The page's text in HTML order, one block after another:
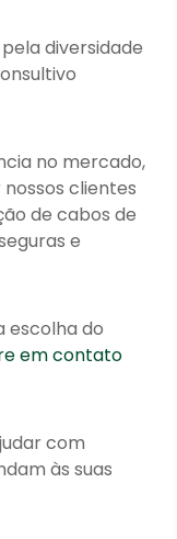
diversidade
no mercado,
clientes
de cabos de
e
escolha do
em contato
com
às suas